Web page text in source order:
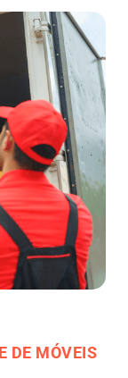
DE MÓVEIS